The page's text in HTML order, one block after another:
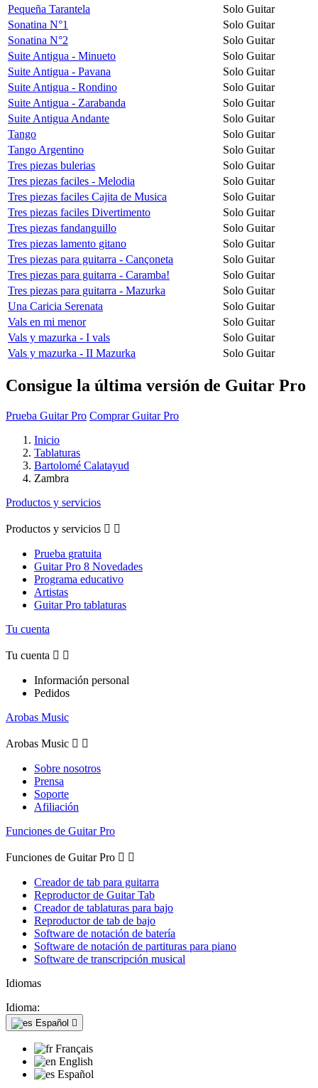
Pequeña Tarantela
Solo Guitar
Sonatina N°1
Solo Guitar
Sonatina N°2
Solo Guitar
Suite Antigua - Minueto
Solo Guitar
Suite Antigua - Pavana
Solo Guitar
Suite Antigua - Rondino
Solo Guitar
Suite Antigua - Zarabanda
Solo Guitar
Suite Antigua Andante
Solo Guitar
Tango
Solo Guitar
Tango Argentino
Solo Guitar
Tres piezas bulerias
Solo Guitar
Tres piezas faciles - Melodia
Solo Guitar
Tres piezas faciles Cajita de Musica
Solo Guitar
Tres piezas faciles Divertimento
Solo Guitar
Tres piezas fandanguillo
Solo Guitar
Tres piezas lamento gitano
Solo Guitar
Tres piezas para guitarra - Cançoneta
Solo Guitar
Tres piezas para guitarra - Caramba!
Solo Guitar
Tres piezas para guitarra - Mazurka
Solo Guitar
Una Caricia Serenata
Solo Guitar
Vals en mi menor
Solo Guitar
Vals y mazurka - I vals
Solo Guitar
Vals y mazurka - II Mazurka
Solo Guitar
Consigue la última versión de Guitar Pro
Prueba Guitar Pro Comprar Guitar Pro
Inicio
Tablaturas
Bartolomé Calatayud
Zambra
Productos y servicios
Productos y servicios  
Prueba gratuita
Guitar Pro 8 Novedades
Programa educativo
Artistas
Guitar Pro tablaturas
Tu cuenta
Tu cuenta  
Información personal
Pedidos
Arobas Music
Arobas Music  
Sobre nosotros
Prensa
Soporte
Afiliación
Funciones de Guitar Pro
Funciones de Guitar Pro  
Creador de tab para guitarra
Reproductor de Guitar Tab
Creador de tablaturas para bajo
Reproductor de tab de bajo
Software de notación de batería
Software de notación de partituras para piano
Software de transcripción musical
Idiomas
Idioma:
Español 
Français
English
Español